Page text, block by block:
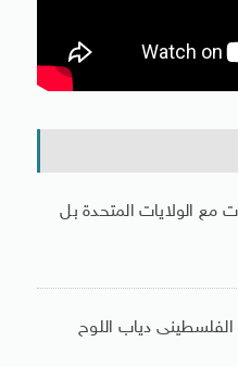
مع الولايات المتحدة بل
دياب اللوح